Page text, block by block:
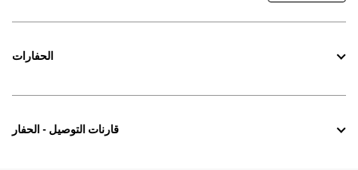
الحفارات
قارنات التوصيل - الحفار